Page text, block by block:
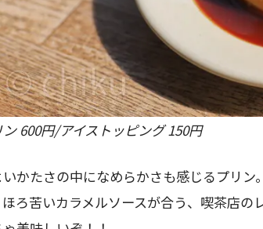
ン 600円/アイストッピング 150円
かたさの中になめらかさも感じるプリ
ほろ苦いカラメルソースが合う、喫茶店